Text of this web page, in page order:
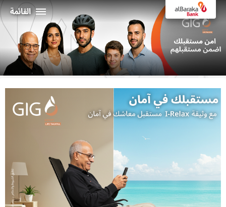
القائمة
أفراد
الشركـات
نبذة عن البركة
خدمات الإنترنت البنكي
ماكينات الصراف الألي و الفروع
19373
البـــلاد